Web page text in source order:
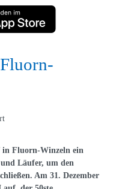
in Fluorn-Winzeln ein
Läufer, um den
Am 31. Dezember